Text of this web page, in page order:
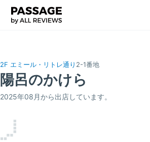
2F エミール・リトレ通り 2-1番地
陽呂のかけら
2025年08月から出店しています。